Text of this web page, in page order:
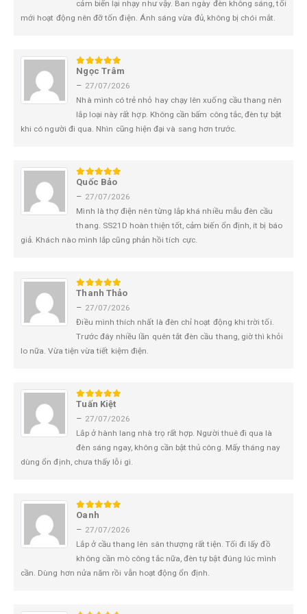
cảm biến lại nhạy như vậy. Ban ngày đèn không sáng, tối
mới hoạt động nên đỡ tốn điện. Ánh sáng vừa đủ, không bị chói mắt.
5 trên 5
Ngọc Trâm
– 27/07/2026
Nhà mình có trẻ nhỏ hay chạy lên xuống cầu thang nên
lắp loại này rất hợp. Không cần bấm công tắc, đèn tự bật
khi có người đi qua. Nhìn cũng hiện đại và sang hơn trước.
5trên 5
Quốc Bảo
– 27/07/2026
Mình là thợ điện nên từng lắp khá nhiều mẫu đèn cầu
thang. SS21D hoàn thiện tốt, cảm biến ổn định, ít bị báo
giả. Khách nào mình lắp cũng phản hồi tích cực.
5 trên 5
Thanh Thảo
– 27/07/2026
Điều mình thích nhất là đèn chỉ hoạt động khi trời tối.
Trước đây nhiều lần quên tắt đèn cầu thang, giờ thì khỏi
lo nữa. Vừa tiện vừa tiết kiệm điện.
5trên 5
Tuấn Kiệt
– 27/07/2026
Lắp ở hành lang nhà trọ rất hợp. Người thuê đi qua là
đèn sáng ngay, không cần bật thủ công. Mấy tháng nay
dùng ổn định, chưa thấy lỗi gì.
5trên 5
Oanh
– 27/07/2026
Lắp ở cầu thang lên sân thượng rất tiện. Tối đi lấy đồ
không cần mò công tắc nữa, đèn tự bật đúng lúc mình
cần. Dùng hơn nửa năm rồi vẫn hoạt động ổn định.